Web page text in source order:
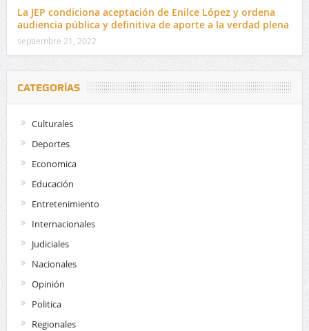
La JEP condiciona aceptación de Enilce López y ordena
audiencia pública y definitiva de aporte a la verdad plena
septiembre 21, 2022
CATEGORÍAS
Culturales
Deportes
Economica
Educación
Entretenimiento
Internacionales
Judiciales
Nacionales
Opinión
Politica
Regionales